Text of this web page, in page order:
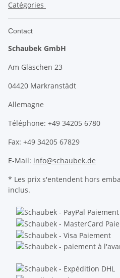
Catégories
Contact
Schaubek GmbH
Am Gläschen 23
04420 Markranstädt
Allemagne
Téléphone: +49 34205 6780
Fax: +49 34205 67829
E-Mail: info@schaubek.de
* Les prix s'entendent hors
inclus.